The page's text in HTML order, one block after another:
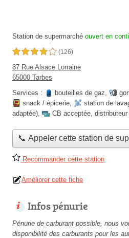
Station de supermarché ouvert en
4,0 étoiles sur 5 (126)
87 Rue Alsace Lorraine
65000 Tarbes
Services :
bouteilles de gaz,
snack / épicerie, station de
adaptée), CB acceptée,
📞 Appeler cette station de
Recommander cette station
Améliorer cette fiche
Infos pénurie
Pénurie de carburant possible, nous
disponibilité des carburants pour les